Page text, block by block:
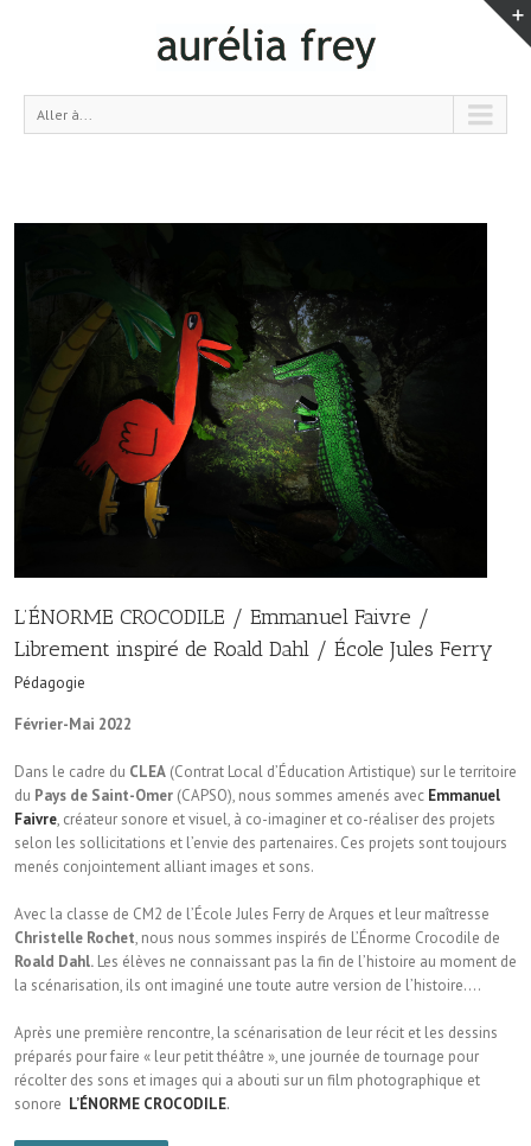
Aller à...
L’ÉNORME CROCODILE / Emmanuel Faivre /
Librement inspiré de Roald Dahl / École Jules Ferry
Pédagogie
Février-Mai 2022
Dans le cadre du CLEA (Contrat Local d’Éducation Artistique) sur le territoire
du Pays de Saint-Omer (CAPSO), nous sommes amenés avec Emmanuel
Faivre, créateur sonore et visuel, à co-imaginer et co-réaliser des projets
selon les sollicitations et l’envie des partenaires. Ces projets sont toujours
menés conjointement alliant images et sons.
Avec la classe de CM2 de l’École Jules Ferry de Arques et leur maîtresse
Christelle Rochet, nous nous sommes inspirés de L’Énorme Crocodile de
Roald Dahl. Les élèves ne connaissant pas la fin de l’histoire au moment de
la scénarisation, ils ont imaginé une toute autre version de l’histoire….
Après une première rencontre, la scénarisation de leur récit et les dessins
préparés pour faire « leur petit théâtre », une journée de tournage pour
récolter des sons et images qui a abouti sur un film photographique et
sonore L’ÉNORME CROCODILE.